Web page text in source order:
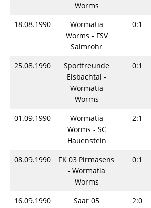
Worms
18.08.1990
Wormatia
Worms - FSV
Salmrohr
0:1
25.08.1990
Sportfreunde
Eisbachtal -
Wormatia
Worms
0:1
01.09.1990
Wormatia
Worms - SC
Hauenstein
2:1
08.09.1990
FK 03 Pirmasens
- Wormatia
Worms
0:1
16.09.1990
Saar 05
2:0